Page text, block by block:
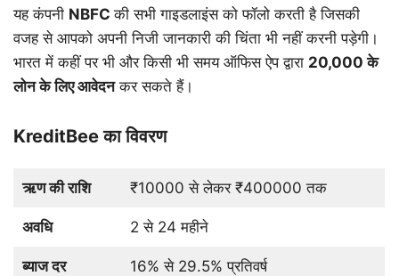
यह कंपनी NBFCकी सभी गाइडलाइंस को फॉलो करती है जिसकी
वजह से आपको अपनी निजी जानकारी की चिंता भी नहीं करनी पड़ेगी।
भारत में कहीं पर भी और किसी भी समय ऑफिस ऐप द्वारा 20,000के
लोन के लिए आवेदनकर सकते हैं।
KreditBee का विवरण
ऋण की राशि ₹10000 से लेकर ₹400000 तक
अवधि 2 से 24 महीने
ब्याज दर 16% से 29.5% प्रतिवर्ष